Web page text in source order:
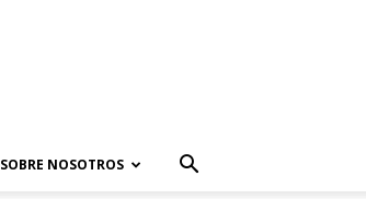
SOBRE NOSOTROS